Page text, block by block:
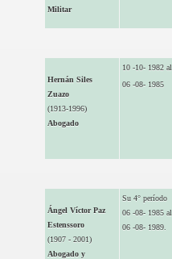
Militar
Hernán Siles
Zuazo
(1913-1996)
Abogado
10 -10- 1982 al
06 -08- 1985
Ángel Víctor Paz
Estenssoro
(1907 - 2001)
Abogado y
Su 4° período
06 -08- 1985 al
06 -08- 1989.